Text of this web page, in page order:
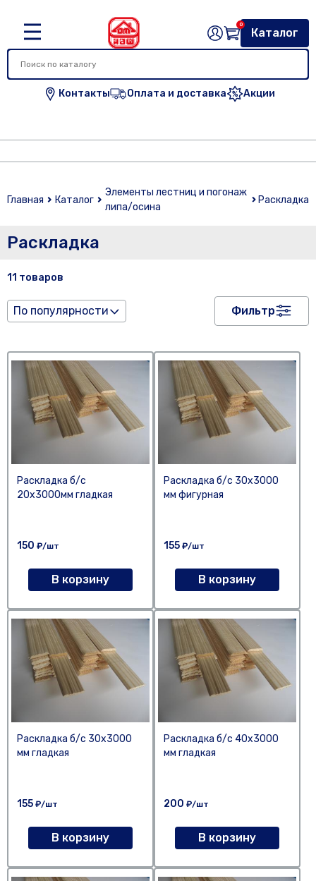
Контакты Оплата и доставка Акции
Каталог
0
Главная Каталог
Элементы лестниц и погонаж
липа/осина
Раскладка
Раскладка
11 товаров
По популярности Фильтр
Раскладка б/с
20х3000мм гладкая
150 ₽/шт
В корзину
Раскладка б/с 30х3000
мм фигурная
155 ₽/шт
В корзину
Раскладка б/с 30х3000
мм гладкая
155 ₽/шт
В корзину
Раскладка б/с 40х3000
мм гладкая
200 ₽/шт
В корзину